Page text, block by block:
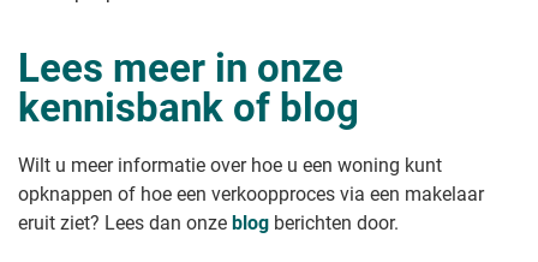
Recreatiewoning verkopen
Een recreatiewoning verkopen waar
je permanent mag wonen
Onbewoond huis verkopen
Klushuis verkopen
Lees meer in onze
kennisbank of blog
Wilt u meer informatie over hoe u een woning kunt
opknappen of hoe een verkoopproces via een makelaar
eruit ziet? Lees dan onze blog berichten door.